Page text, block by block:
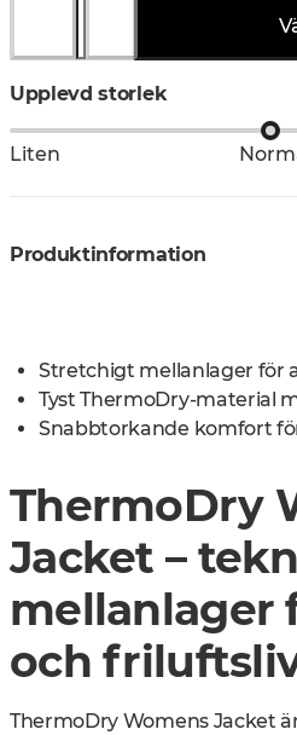
Upplevd storlek
Liten
Produktinformation
Stretchigt mellanlager för
Tyst ThermoDry-material
Snabbtorkande komfort
ThermoDry
Jacket –
mellanlager
och
ThermoDry Womens Jacket